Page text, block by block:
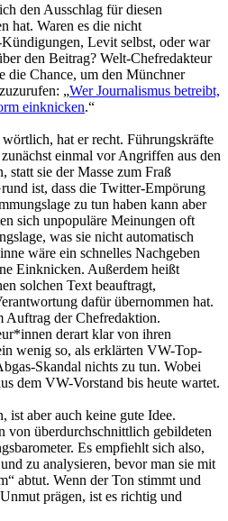
den Ausschlag für diesen
hat. Waren es die nicht
Levit selbst, oder war
den Beitrag? Welt-Chefredakteur
die Chance, um den Münchner
„Wer Journalismus betreibt,
einknicken.“
hat er recht. Führungskräfte
einmal vor Angriffen aus den
statt sie der Masse zum Fraß
ist, dass die Twitter-Empörung
zu tun haben kann aber
sich unpopuläre Meinungen oft
was sie nicht automatisch
wäre ein schnelles Nachgeben
Einknicken. Außerdem heißt
solchen Text beauftragt,
dafür übernommen hat.
Auftrag der Chefredaktion.
derart klar von ihren
wenig so, als erklärten VW-Top-
Skandal nichts zu tun. Wobei
dem VW-Vorstand bis heute wartet.
ist aber auch keine gute Idee.
von überdurchschnittlich gebildeten
Es empfiehlt sich also,
zu analysieren, bevor man sie mit
abtut. Wenn der Ton stimmt und
prägen, ist es richtig und